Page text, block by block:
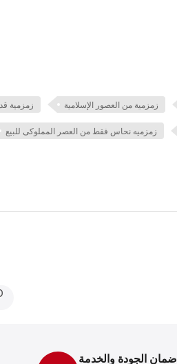
زمزمية زمزمية من العصور الإسلامية
زمزميه نحاس فقط من العصر المملوكى للبيع
ضمان الجودة والخدمة